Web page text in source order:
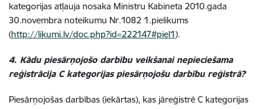
kategorijas atļauja nosaka Ministru Kabineta 2010.gada
30.novembra noteikumu Nr.1082 1.pielikums
(http://likumi.lv/doc.php?id=222147#piel1).
4. Kādu piesārņojošo darbību veikšanai nepieciešama
reģistrācija C kategorijas piesārņojošu darbību reģistrā?
Piesārņojošas darbības (iekārtas), kas jāreģistrē C kategorijas